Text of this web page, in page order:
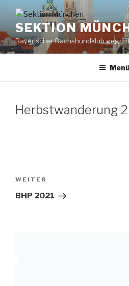
Inhalt
springenSEKTION
Bayerischer Dachshundklub gegr.
Menü
Herbstwanderung
Nächster
Beitrag
WEITER
BHP 2021